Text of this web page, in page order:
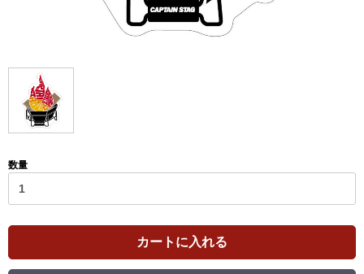
数量
カートに入れる